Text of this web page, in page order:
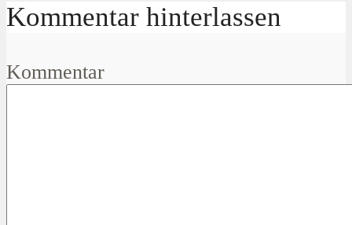
Kommentar hinterlassen
Kommentar